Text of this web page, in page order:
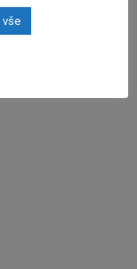
Rum Shark!
vše